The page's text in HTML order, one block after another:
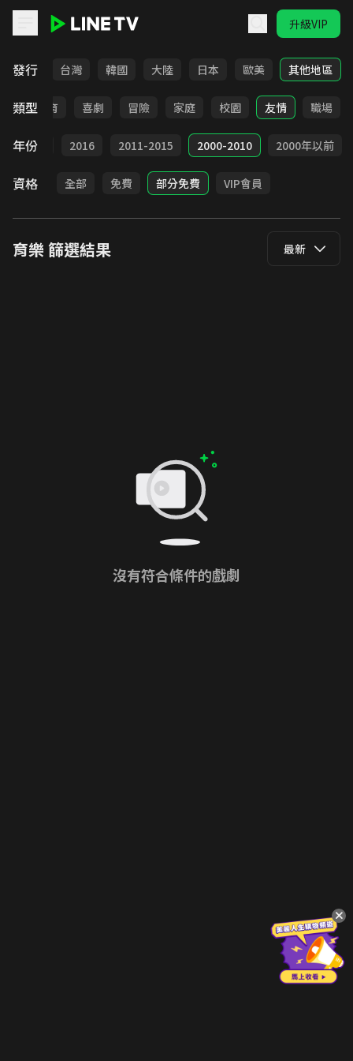
升級VIP
發行
全部 台灣 韓國 大陸 日本 歐美 其他地區
類型教育 喜劇 冒險 家庭 校園 友情 職場
年份
2017 2016 2011-2015 2000-2010 2000年以前
資格 全部 免費 部分免費 VIP會員
育樂篩選結果 最新
沒有符合條件的戲劇